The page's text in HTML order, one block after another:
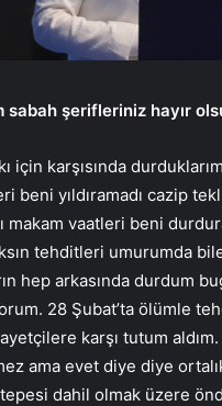
sabah şerifleriniz hayır
için karşısında
beni yıldıramadı cazip
makam vaatleri beni
tehditleri umurumda
hep arkasında durdum
28 Şubat’ta ölümle
karşı tutum aldım.
ama evet diye diye
dahil olmak üzere